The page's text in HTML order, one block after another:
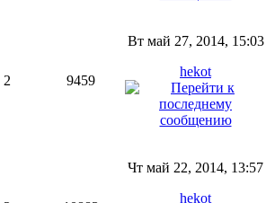
2 9459
Вт май 27, 2014, 15:03
hekot
Чт май 22, 2014, 13:57
hekot